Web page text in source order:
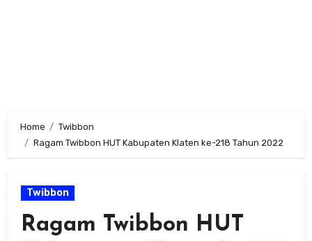
Home
Twibbon
Ragam Twibbon HUT Kabupaten Klaten ke-218 Tahun 2022
Twibbon
Ragam Twibbon HUT